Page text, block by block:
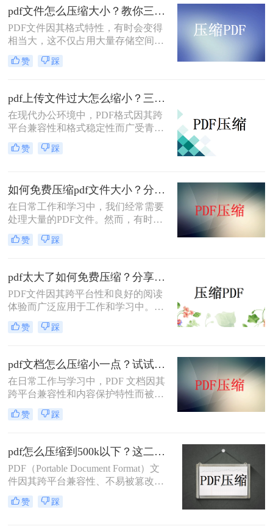
种免费且实用的PDF压缩方法。
pdf文件怎么压缩大小？教你三种实用压缩方法！
PDF文件因其格式特性，有时会变得
相当大，这不仅占用大量存储空间，
还可能影响传输速度。那么pdf文件怎
么压缩大小呢？本文将介绍三种有效
赞 踩
pdf上传文件过大怎么缩小？三招助你轻松缩小！
在现代办公环境中，PDF格式因其跨
平台兼容性和格式稳定性而广受青
睐。然而，高清图片、复杂布局和丰
富内容往往导致PDF文件体积庞大，
绍三种简单实用的PDF压缩技巧，助
你轻松优化PDF文件，提升文档传输
效率。
赞 踩
如何免费压缩pdf文件大小？分享二个实用压缩方法！
在日常工作和学习中，我们经常需要
处理大量的PDF文件。然而，有时候
PDF文件过大，不仅占用存储空间，
还会影响上传和分享的速度。为了解
文将介绍两种免费压缩PDF文件大小
的方法。
赞 踩
pdf太大了如何免费压缩？分享二种压缩方法！
PDF文件因其跨平台性和良好的阅读
体验而广泛应用于工作和学习中。然
而，有时PDF文件体积过大，不仅占
用存储空间，还会影响传输速度。那
介绍两种免费压缩PDF文件的方法。
赞 踩
pdf文档怎么压缩小一点？试试这5个压缩方法！
在日常工作与学习中，PDF 文档因其
跨平台兼容性和内容保护特性而被广
泛使用。然而，当 PDF 文件中包含大
量高分辨率图片、内嵌字体或复杂图
不仅占用存储空间，还经常因超过邮
箱附件限制或上传耗时过长而影响办
公效率。那么PDF 文档怎么压缩小一
点呢？本文从压缩效果、操作难度、
处理速度、隐私安全四个维度，对比
五种主流压缩方案，帮助您根据实际
赞 踩
pdf怎么压缩到500k以下？这二种压缩方法你可以轻松学会！
PDF（Portable Document Format）文
件因其跨平台兼容性、不易被篡改的
特性以及保持文档格式一致性的能
力，在日常办公和文件分享中得到了
赞 踩